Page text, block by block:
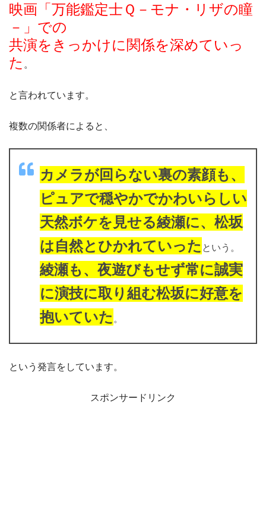
映画「万能鑑定士Ｑ－モナ・リザの瞳
－」での
共演をきっかけに関係を深めていっ
た 。
と言われています。
複数の関係者によると、
カメラが回らない裏の素顔も、
ピュアで穏やかでかわいらしい
天然ボケを見せる綾瀬に、松坂
は自然とひかれていった という。
綾瀬も、夜遊びもせず常に誠実
に演技に取り組む松坂に好意を
抱いていた 。
という発言をしています。
スポンサードリンク